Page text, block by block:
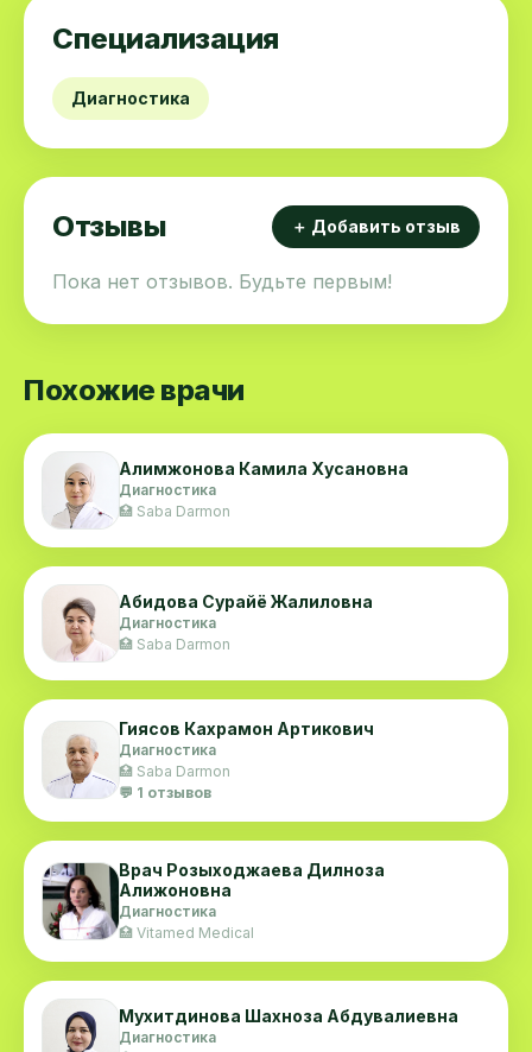
Специализация
Диагностика
Отзывы ＋ Добавить отзыв
Пока нет отзывов. Будьте первым!
Похожие врачи
Алимжонова Камила Хусановна
Диагностика
🏥 Saba Darmon
Абидова Сурайё Жалиловна
Диагностика
🏥 Saba Darmon
Гиясов Кахрамон Артикович
Диагностика
🏥 Saba Darmon
💬 1 отзывов
Врач Розыходжаева Дилноза
Алижоновна
Диагностика
🏥 Vitamed Medical
Мухитдинова Шахноза Абдувалиевна
Диагностика